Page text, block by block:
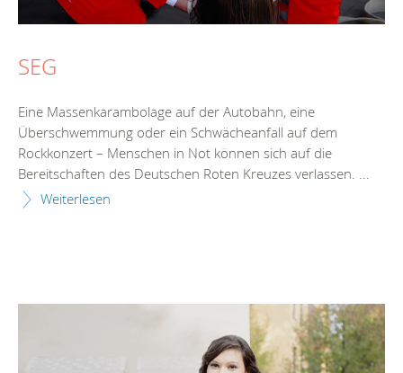
SEG
Eine Massenkarambolage auf der Autobahn, eine
Überschwemmung oder ein Schwächeanfall auf dem
Rockkonzert – Menschen in Not können sich auf die
Bereitschaften des Deutschen Roten Kreuzes verlassen. ...
Weiterlesen